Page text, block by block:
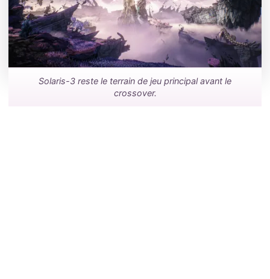
Solaris-3 reste le terrain de jeu principal avant le
crossover.